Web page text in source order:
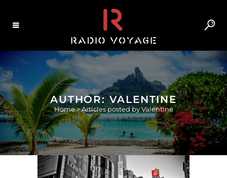
AUTHOR: VALENTINE
Home>Articles posted by Valentine